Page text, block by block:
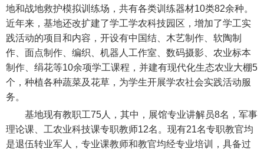
地和战地救护模拟训练场，共有各类训练器材10类82余种。
近年来，基地还改扩建了学工学农科技园区，增加了学工实
践活动的项目和内容，开设有中国结、木艺制作、软陶制
作、面点制作、编织、机器人工作室、数码摄影、农业标本
制作、绢花等10余项学工课程，并建有现代化生态农业大棚5
个，种植各种蔬菜及花草，为学生开展学农社会实践活动服
务。
基地现有教职工75人，其中，展馆专业讲解员8名，军事
理论课、工农业科技课专职教师12名。现有21名专职教官均
是退伍转业军人，专业课教师和教官均经专业培训，具备过